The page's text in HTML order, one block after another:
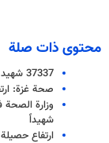
محتوى ذات صلة
37337 شهيد جراء العدوان المستمر على قطاع غزة
صحة غزة: ارتفاع
شهيداً